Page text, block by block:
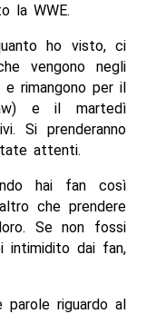
la WWE.
ho visto, ci
vengono negli
rimangono per il
e il martedì
Si prenderanno
attenti.
hai fan così
che prendere
Se non fossi
intimidito dai fan,
parole riguardo al